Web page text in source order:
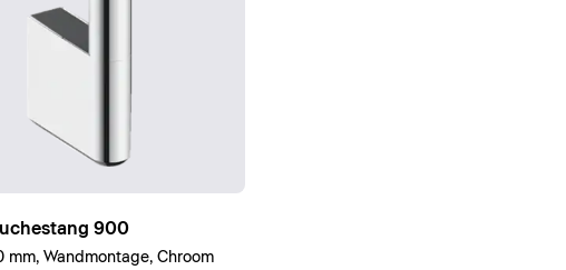
900
mm, Wandmontage, Chroom